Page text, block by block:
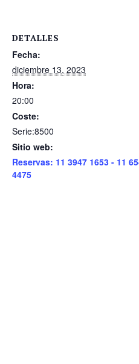
DETALLES
Fecha:
diciembre 13, 2023
Hora:
20:00
Coste:
Serie:8500
Sitio web:
Reservas: 11 3947 1653 - 11
4475